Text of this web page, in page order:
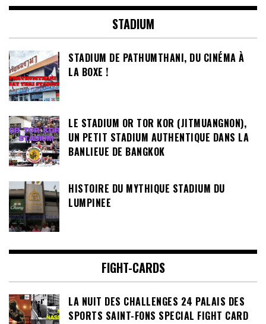
STADIUM
STADIUM DE PATHUMTHANI, DU CINÉMA À
LA BOXE !
LE STADIUM OR TOR KOR (JITMUANGNON),
UN PETIT STADIUM AUTHENTIQUE DANS LA
BANLIEUE DE BANGKOK
HISTOIRE DU MYTHIQUE STADIUM DU
LUMPINEE
FIGHT-CARDS
LA NUIT DES CHALLENGES 24 PALAIS DES
SPORTS SAINT-FONS SPECIAL FIGHT CARD